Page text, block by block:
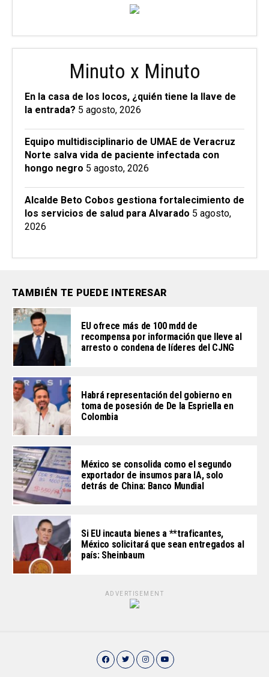
Minuto x Minuto
En la casa de los locos, ¿quién tiene la llave de
la entrada? 5 agosto, 2026
Equipo multidisciplinario de UMAE de Veracruz
Norte salva vida de paciente infectada con
hongo negro 5 agosto, 2026
Alcalde Beto Cobos gestiona fortalecimiento de
los servicios de salud para Alvarado 5 agosto,
2026
TAMBIÉN TE PUEDE INTERESAR
EU ofrece más de 100 mdd de
recompensa por información que lleve al
arresto o condena de líderes del CJNG
Habrá representación del gobierno en
toma de posesión de De la Espriella en
Colombia
México se consolida como el segundo
exportador de insumos para IA, solo
detrás de China: Banco Mundial
Si EU incauta bienes a **traficantes,
México solicitará que sean entregados al
país: Sheinbaum
ADVERTISEMENT